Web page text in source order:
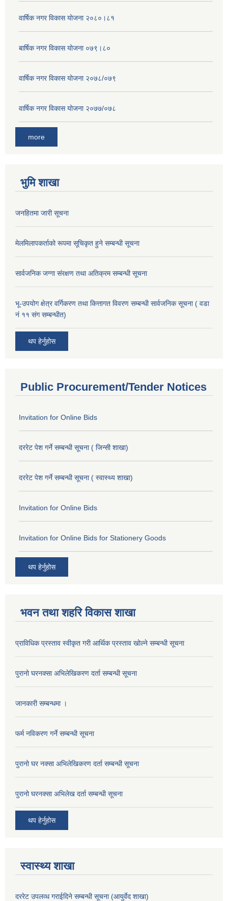
वार्षिक नगर विकास योजना २०८०।८१
बार्षिक नगर विकास योजना ०७९।८०
वार्षिक नगर विकास योजना २०७८/०७९
वार्षिक नगर विकास योजना २०७७/०७८
more
भुमि शाखा
जनहितमा जारी सूचना
मेलमिलापकर्ताको रूपमा सूचिकृत हुने सम्बन्धी सूचना
सार्वजनिक जग्गा संरक्षण तथा अतिक्रम सम्बन्धी सूचना
भू-उपयोग क्षेत्र वर्गिकरण तथा कित्तागत विवरण सम्बन्धी सार्वजनिक सूचना ( वडा
नं ११ संग सम्बन्धीत)
थप हेर्नुहोस
Public Procurement/Tender Notices
Invitation for Online Bids
दररेट पेश गर्ने सम्बन्धी सूचना ( जिन्सी शाखा)
दररेट पेश गर्ने सम्बन्धी सूचना ( स्वास्थ्य शाखा)
Invitation for Online Bids
Invitation for Online Bids for Stationery Goods
थप हेर्नुहोस
भवन तथा शहरि विकास शाखा
प्राविधिक प्रस्ताव स्वीकृत गरी आर्थिक प्रस्ताव खोल्ने सम्बन्धी सूचना
पुरानो घरनक्सा अभिलेखिकरण दर्ता सम्बन्धी सूचना
जानकारी सम्बन्धमा ।
फर्म नविकरण गर्ने सम्बन्धी सूचना
पुरानो घर नक्सा अभिलेखिकरण दर्ता सम्बन्धी सूचना
पुरानो घरनक्सा अभिलेख दर्ता सम्बन्धी सूचना
थप हेर्नुहोस
स्वास्थ्य शाखा
दररेट उपलव्ध गराईदिने सम्बन्धी सूचना (आयुर्वेद शाखा)